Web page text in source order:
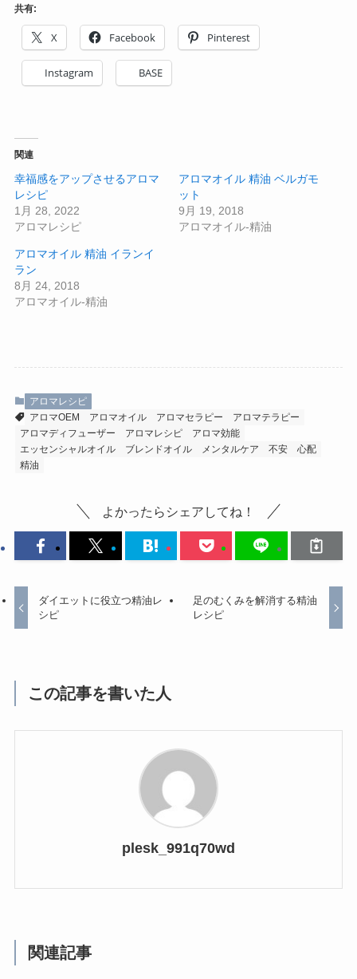
共有:
X Facebook Pinterest
Instagram BASE
関連
幸福感をアップさせるアロマ
レシピ
1月 28, 2022
アロマレシピ
アロマオイル 精油 ベルガモ
ット
9月 19, 2018
アロマオイル-精油
アロマオイル 精油 イランイ
ラン
8月 24, 2018
アロマオイル-精油
アロマレシピ
アロマOEM
アロマオイル アロマセラピー
アロマテラピー
アロマディフューザー
アロマレシピ
アロマ効能
エッセンシャルオイル
ブレンドオイル メンタルケア 不安
心配
精油
よかったらシェアしてね！
ダイエットに役立つ精油レ
シピ
足のむくみを解消する精油
レシピ
この記事を書いた人
plesk_991q70wd
関連記事